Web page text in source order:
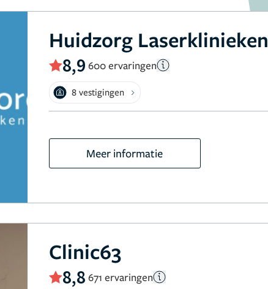
Huidzorg Laserklinieken
8,9 600 ervaringen
8 vestigingen
Meer informatie
Clinic63
8,8 671 ervaringen